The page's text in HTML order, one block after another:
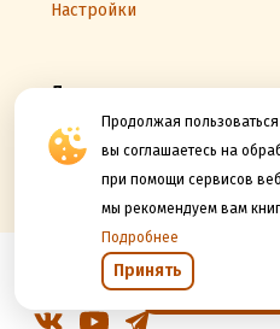
Продолжая
вы соглашаетесь на
при помощи сервисов
мы рекомендуем вам
Подробнее
Принять
Настройки
Другие проекты
Опубликовать книгу на
Книжный вызов
Следите за новостямиОткрыть в